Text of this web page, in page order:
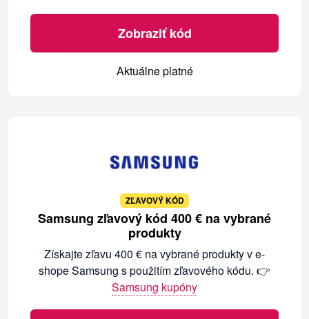
Zobraziť kód
Aktuálne platné
ZĽAVOVÝ KÓD
Samsung zľavový kód 400 € na vybrané
produkty
Získajte zľavu 400 € na vybrané produkty v e-
shope Samsung s použitím zľavového kódu. 👉
Samsung kupóny